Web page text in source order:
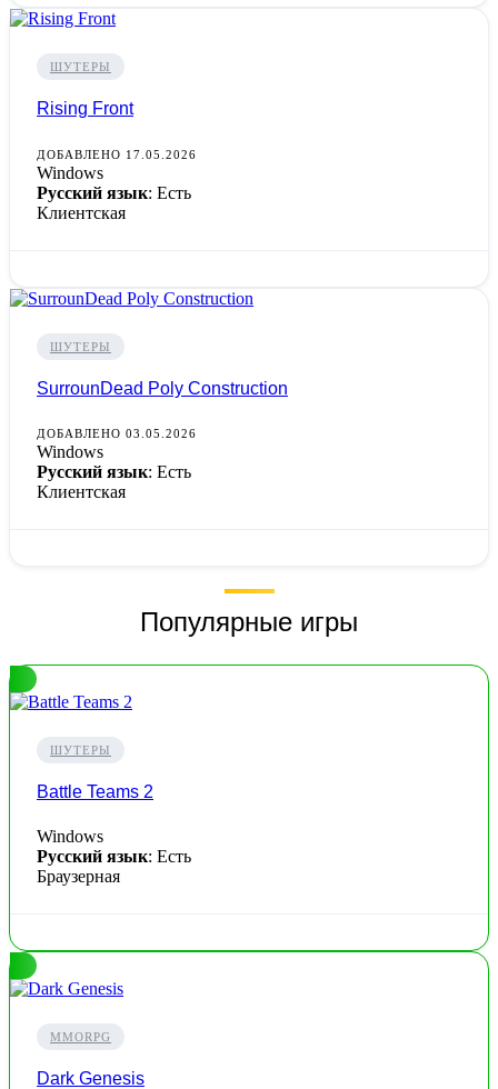
ШУТЕРЫ
Rising Front
ДОБАВЛЕНО 17.05.2026
Windows
Русский язык: Есть
Клиентская
ШУТЕРЫ
SurrounDead Poly Construction
ДОБАВЛЕНО 03.05.2026
Windows
Русский язык: Есть
Клиентская
Популярные игры
ШУТЕРЫ
Battle Teams 2
Windows
Русский язык: Есть
Браузерная
MMORPG
Dark Genesis